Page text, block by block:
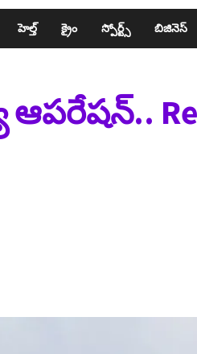
హెల్త్​ క్రైం స్పోర్ట్స్​ బిజినెస్​
ఆపరేషన్..